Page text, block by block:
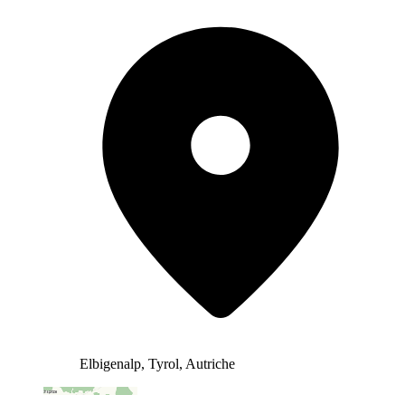
Elbigenalp, Tyrol, Autriche